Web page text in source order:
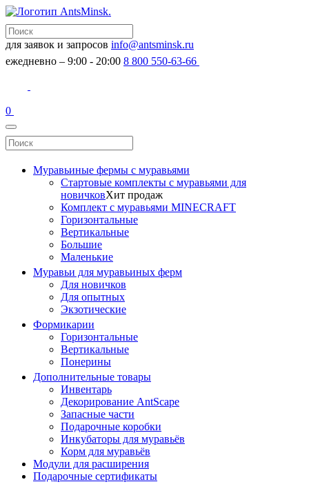
для заявок и запросов info@antsminsk.ru
ежедневно – 9:00 - 20:00 8 800 550-63-66
0
Муравьиные фермы с муравьями
Стартовые комплекты с муравьями для
новичковХит продаж
Комплект с муравьями MINECRAFT
Горизонтальные
Вертикальные
Большие
Маленькие
Муравьи для муравьиных ферм
Для новичков
Для опытных
Экзотические
Формикарии
Горизонтальные
Вертикальные
Понерины
Дополнительные товары
Инвентарь
Декорирование AntScape
Запасные части
Подарочные коробки
Инкубаторы для муравьёв
Корм для муравьёв
Модули для расширения
Подарочные сертификаты